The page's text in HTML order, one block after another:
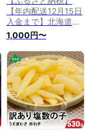
【年内配送12月15日
入金まで】北海道産
ゆめぴりか | 小分け
選べる 銘柄米 北海
道米 米 お米 ごはん
ご飯 簡易包装 お試
し 通販 返礼品 ふる
さと納税 故郷 納税
北海道 紋別市 紋別
オホーツク オホーツ
ク海
1,000円〜